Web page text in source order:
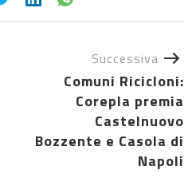
Successiva
Comuni Ricicloni:
Corepla premia
Castelnuovo
Bozzente e Casola di
Napoli